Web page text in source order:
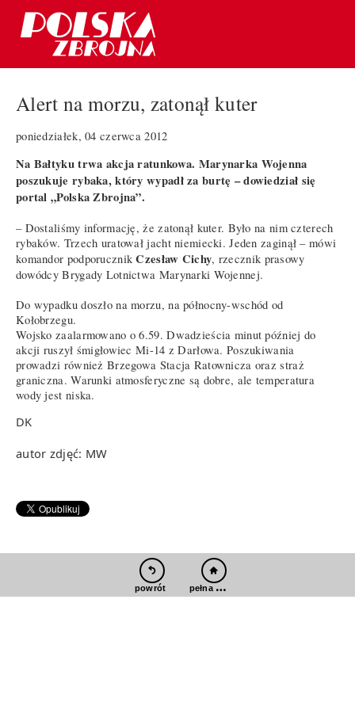
Alert na morzu, zatonął kuter
poniedziałek, 04 czerwca 2012
Na Bałtyku trwa akcja ratunkowa. Marynarka Wojenna
poszukuje rybaka, który wypadł za burtę – dowiedział się
portal „Polska Zbrojna”.
– Dostaliśmy informację, że zatonął kuter. Było na nim czterech
rybaków. Trzech uratował jacht niemiecki. Jeden zaginął – mówi
komandor podporucznikCzesław Cichy, rzecznik prasowy
dowódcy Brygady Lotnictwa Marynarki Wojennej.
Do wypadku doszło na morzu, na północny-wschód od
Kołobrzegu.
Wojsko zaalarmowano o 6.59. Dwadzieścia minut później do
akcji ruszył śmigłowiec Mi-14 z Darłowa. Poszukiwania
prowadzi również Brzegowa Stacja Ratownicza oraz straż
graniczna. Warunki atmosferyczne są dobre, ale temperatura
wody jest niska.
DK
autor zdjęć: MW
powrót pełna wersja